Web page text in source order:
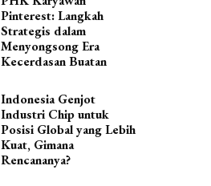
Pinterest: Langkah
Strategis dalam
Menyongsong Era
Kecerdasan Buatan
Indonesia Genjot
Industri Chip untuk
Posisi Global yang Lebih
Kuat, Gimana
Rencananya?